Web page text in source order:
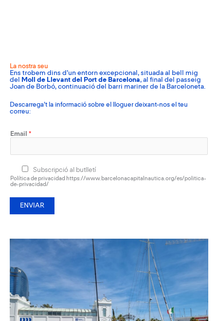
La nostra seu
Ens trobem dins d’un entorn excepcional, situada al bell mig
del
Moll de Llevant del Port de Barcelona, ​​al final del passeig
Joan de Borbó, continuació del barri mariner de la Barceloneta.
Descarrega’t la informació sobre el lloguer deixant-nos el teu
correu:
Email *
Subscripció al butlletí
Política de privacidad https://www.barcelonacapitalnautica.org/es/politica-
de-privacidad/
ENVIAR